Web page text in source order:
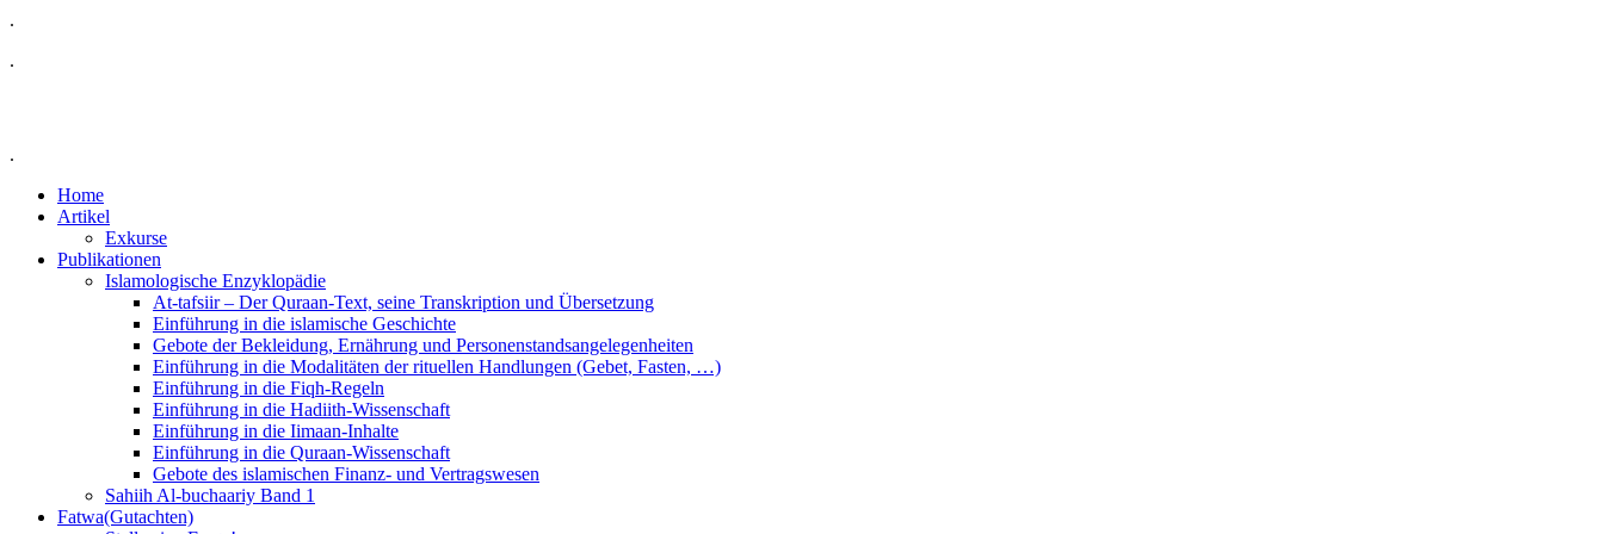
.
.
.
Home
Artikel
Exkurse
Publikationen
Islamologische Enzyklopädie
At-tafsiir – Der Quraan-Text, seine Transkription und Übersetzung
Einführung in die islamische Geschichte
Gebote der Bekleidung, Ernährung und Personenstandsangelegenheiten
Einführung in die Modalitäten der rituellen Handlungen (Gebet, Fasten, …)
Einführung in die Fiqh-Regeln
Einführung in die Hadiith-Wissenschaft
Einführung in die Iimaan-Inhalte
Einführung in die Quraan-Wissenschaft
Gebote des islamischen Finanz- und Vertragswesen
Sahiih Al-buchaariy Band 1
Fatwa(Gutachten)